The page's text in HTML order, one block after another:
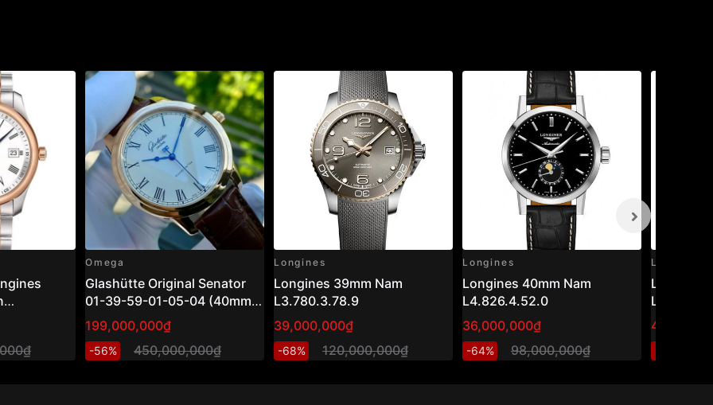
sâu, nhìn nghiêng
tốt theo thời gian
cổ tay từ khoảng 15cm
phục thường ngày
chuẩn COSC
, bộ máy chronograph
cao cấp, đạt chuẩn
new full
Omega
Glashütte Original Senator
01-39-59-01-05-04 (40mm)
– Đồng hồ nam vàng hồng
18K, chuẩn mực Haute
Horlogerie Đức
199,000,000₫
-56% 450,000,000₫
Longines
Longines 39mm Nam
L3.780.3.78.9
39,000,000₫
-68% 120,000,000₫
Longines
Longines 40mm Nam
L4.826.4.52.0
36,000,000₫
-64% 98,000,000₫
Longines
Longines